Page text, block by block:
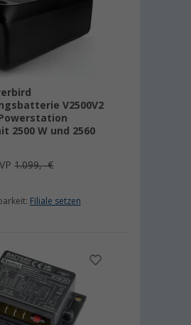
V2500V2
2500 W und 2560
1.099,- €
Filiale setzen